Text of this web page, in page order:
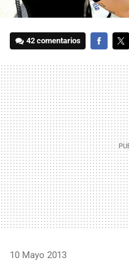
42 comentarios
10 Mayo 2013